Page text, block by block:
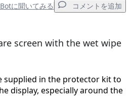
に聞いてみる コメントを追加
コメントを追加
screen with the wet wipe
supplied in the protector kit to
display, especially around the